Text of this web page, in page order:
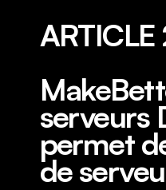
ARTICLE
serveurs
permet
de